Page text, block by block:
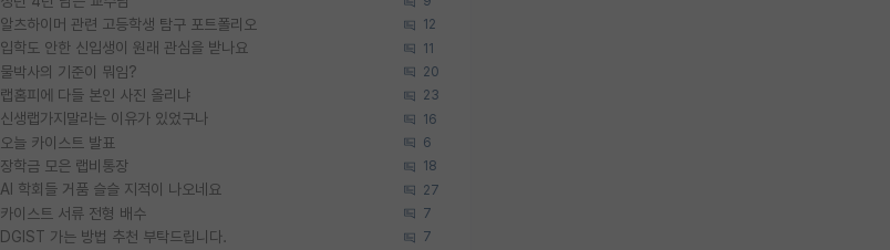
알츠하이머 관련 고등학생 탐구 포트폴리오 12
입학도 안한 신입생이 원래 관심을 받나요 11
물박사의 기준이 뭐임? 20
랩홈피에 다들 본인 사진 올리냐 23
신생랩가지말라는 이유가 있었구나 16
오늘 카이스트 발표 6
장학금 모은 랩비통장 18
AI 학회들 거품 슬슬 지적이 나오네요 27
카이스트 서류 전형 배수 7
DGIST 가는 방법 추천 부탁드립니다. 7